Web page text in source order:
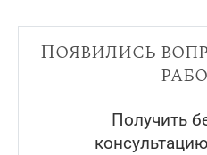
Появились
Получить